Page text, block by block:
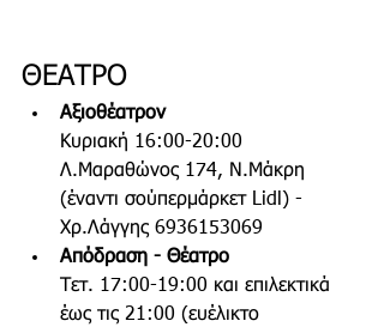
ΘΕΑΤΡΟ
Αξιοθέατρον
Κυριακή 16:00-20:00
Λ.Μαραθώνος 174, Ν.Μάκρη
(έναντι σούπερμάρκετ Lidl) -
Χρ.Λάγγης 6936153069
Απόδραση - Θέατρο
Τετ. 17:00-19:00 και επιλεκτικά
έως τις 21:00 (ευέλικτο